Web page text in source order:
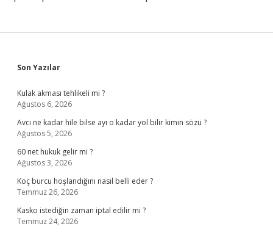
Sidebar
Son Yazılar
Kulak akması tehlikeli mi ?
Ağustos 6, 2026
Avcı ne kadar hile bilse ayı o kadar yol bilir kimin sözü ?
Ağustos 5, 2026
60 net hukuk gelir mi ?
Ağustos 3, 2026
Koç burcu hoşlandığını nasıl belli eder ?
Temmuz 26, 2026
Kasko istediğin zaman iptal edilir mi ?
Temmuz 24, 2026